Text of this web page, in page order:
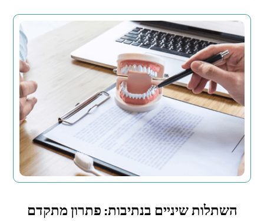
השתלות שיניים בנתיבות: פתרון מתקדם